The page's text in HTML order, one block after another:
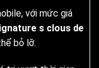
với mức giá
s clous de
bỏ lỡ.